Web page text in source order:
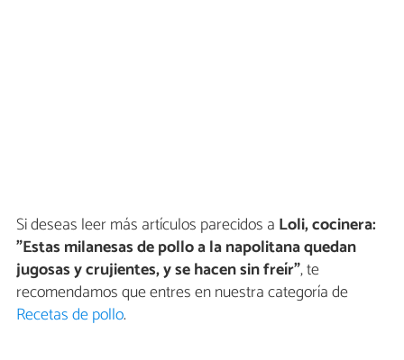
Si deseas leer más artículos parecidos a Loli, cocinera:
"Estas milanesas de pollo a la napolitana quedan
jugosas y crujientes, y se hacen sin freír", te
recomendamos que entres en nuestra categoría de
Recetas de pollo.